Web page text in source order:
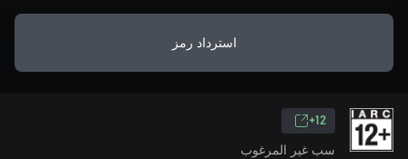
استرداد رمز
12+
سب غير المرغوب